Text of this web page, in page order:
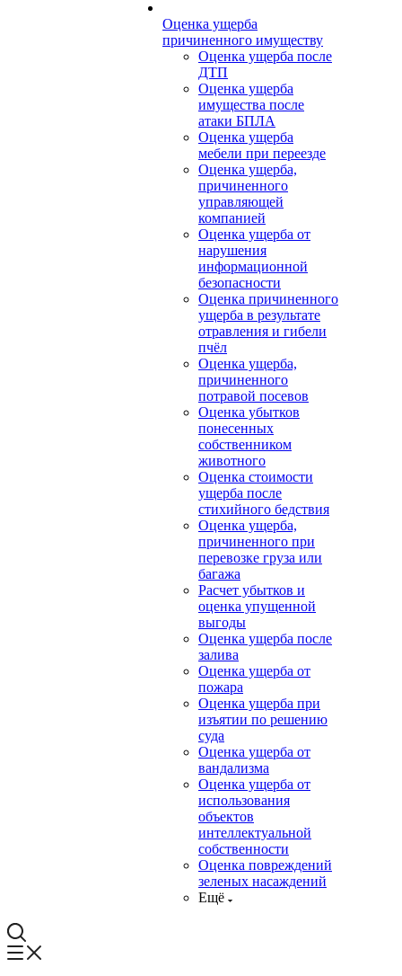
Оценка ущерба
причиненного имуществу
Оценка ущерба после
ДТП
Оценка ущерба
имущества после
атаки БПЛА
Оценка ущерба
мебели при переезде
Оценка ущерба,
причиненного
управляющей
компанией
Оценка ущерба от
нарушения
информационной
безопасности
Оценка причиненного
ущерба в результате
отравления и гибели
пчёл
Оценка ущерба,
причиненного
потравой посевов
Оценка убытков
понесенных
собственником
животного
Оценка стоимости
ущерба после
стихийного бедствия
Оценка ущерба,
причиненного при
перевозке груза или
багажа
Расчет убытков и
оценка упущенной
выгоды
Оценка ущерба после
залива
Оценка ущерба от
пожара
Оценка ущерба при
изъятии по решению
суда
Оценка ущерба от
вандализма
Оценка ущерба от
использования
объектов
интеллектуальной
собственности
Оценка повреждений
зеленых насаждений
Ещё